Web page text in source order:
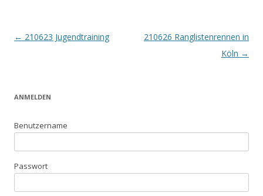
Beitrags-
← 210623 Jugendtraining
210626 Ranglistenrennen in
Köln →
ANMELDEN
Benutzername
Passwort